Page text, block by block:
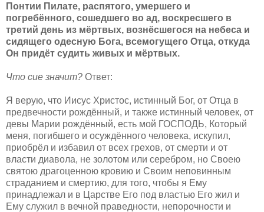
Понтии Пилате, распятого, умершего и
погребённого, сошедшего во ад, воскресшего в
третий день из мёртвых, вознёсшегося на небеса и
сидящего одесную Бога, всемогущего Отца, откуда
Он придёт судить живых и мёртвых.
Что сие значит? Ответ:
Я верую, что Иисус Христос, истинный Бог, от Отца в
предвечности рождённый, и также истинный человек, от
девы Марии рождённый, есть мой ГОСПОДЬ, Который
меня, погибшего и осуждённого человека, искупил,
приобрёл и избавил от всех грехов, от смерти и от
власти диавола, не золотом или серебром, но Своею
святою драгоценною кровию и Своим неповинным
страданием и смертию, для того, чтобы я Ему
принадлежал и в Царстве Его под властью Его жил и
Ему служил в вечной праведности, непорочности и